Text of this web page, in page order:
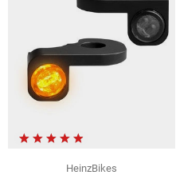
HeinzBikes